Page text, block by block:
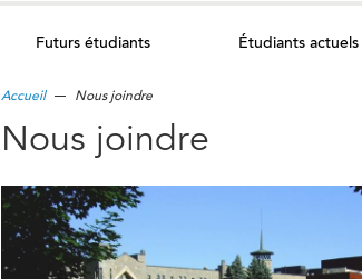
onglet
ouvrira
onglet
Futurs étudiants Étudiants actuels
Accueil Nous joindre
Nous joindre